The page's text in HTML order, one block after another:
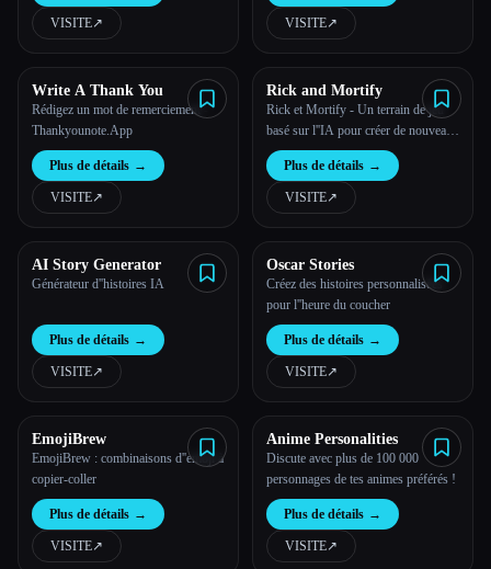
VISITE↗︎ VISITE↗︎
Write A Thank You
Rédigez un mot de remerciement -
Thankyounote.App
Plus de détails →
VISITE↗︎
Rick and Mortify
Rick et Mortify - Un terrain de jeu
basé sur l''IA pour créer de nouveaux
épisodes de Rick et Morty.
Plus de détails →
VISITE↗︎
AI Story Generator
Générateur d''histoires IA
Plus de détails →
VISITE↗︎
Oscar Stories
Créez des histoires personnalisées
pour l''heure du coucher
Plus de détails →
VISITE↗︎
EmojiBrew
EmojiBrew : combinaisons d''emoji à
copier-coller
Plus de détails →
VISITE↗︎
Anime Personalities
Discute avec plus de 100 000
personnages de tes animes préférés !
Plus de détails →
VISITE↗︎